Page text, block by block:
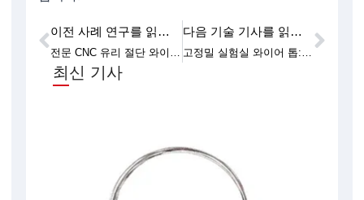
이전 이전 사례 연구를 읽어보세요
전문 CNC 유리 절단 와이어 톱 - 빠른 성능
다음 기술 기사를 읽어보세요
고정밀 실험실 와이어 톱: 재료 손실 최소화 다음
최신 기사